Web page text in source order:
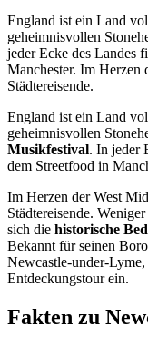
England ist ein Land
geheimnisvollen
jeder Ecke des Landes
Manchester. Im Herzen
Städtereisende.
England ist ein Land
geheimnisvollen
Musikfestival. In jeder
dem Streetfood in
Im Herzen der West
Städtereisende.
sich die historische
Bekannt für seinen
Newcastle-under-
Entdeckungstour ein.
Fakten zu